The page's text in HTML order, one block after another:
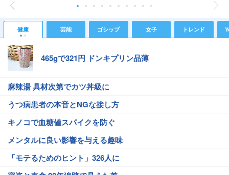
健康 芸能 ゴシップ 女子 トレンド
465gで321円 ドンキプリン品薄
麻辣湯 具材次第でカツ丼級に
うつ病患者の本音とNGな接し方
キノコで血糖値スパイクを防ぐ
メンタルに良い影響を与える趣味
「モテるためのヒント」326人に